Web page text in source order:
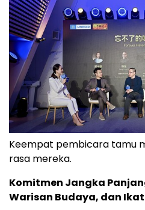
Keempat pembicara tamu
rasa mereka.
Komitmen Jangka
Warisan Budaya, dan